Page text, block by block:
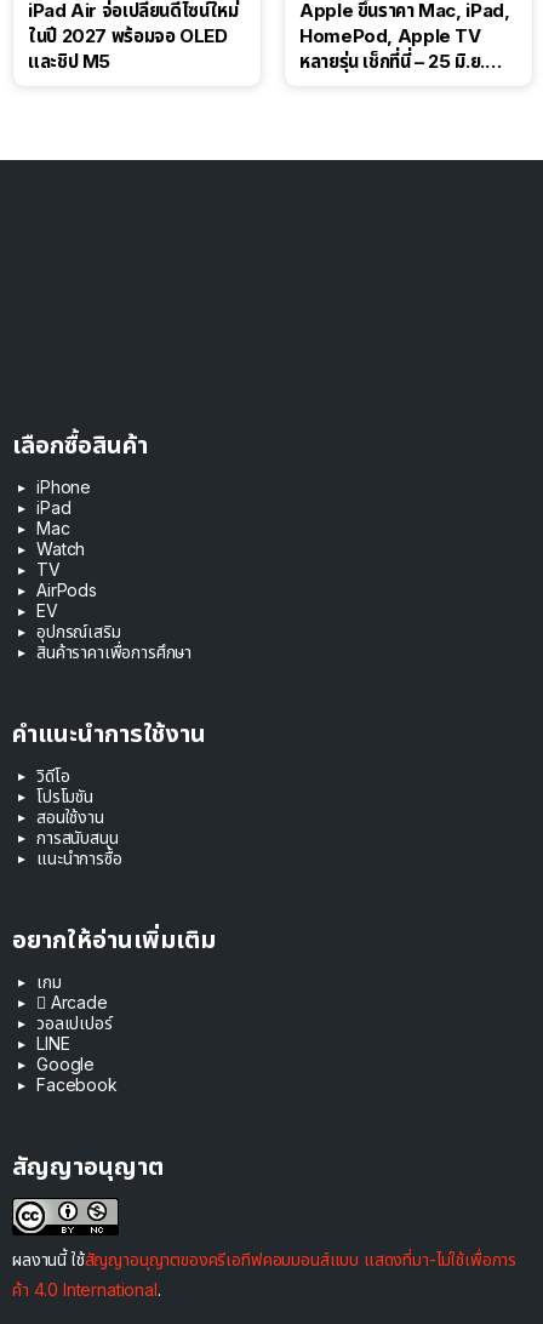
iPad Air จ่อเปลี่ยนดีไซน์ใหม่
ในปี 2027 พร้อมจอ OLED
และชิป M5
Apple ขึ้นราคา Mac, iPad,
HomePod, Apple TV
หลายรุ่น เช็กที่นี่ – 25 มิ.ย.
เลือกซื้อสินค้า
iPhone
iPad
Mac
Watch
TV
AirPods
EV
อุปกรณ์เสริม
สินค้าราคาเพื่อการศึกษา
คำแนะนำการใช้งาน
วิดีโอ
โปรโมชัน
สอนใช้งาน
การสนับสนุน
แนะนำการซื้อ
อยากให้อ่านเพิ่มเติม
เกม
 Arcade
วอลเปเปอร์
LINE
Google
Facebook
สัญญาอนุญาต
ผลงานนี้ ใช้สัญญาอนุญาตของครีเอทีฟคอมมอนส์แบบ แสดงที่มา-ไม่ใช้เพื่อการ
ค้า 4.0 International.